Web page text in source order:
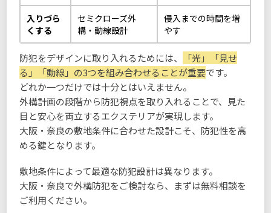
入りづら
くする
セミクローズ外
構・動線設計
侵入までの時間を増
やす
防犯をデザインに取り入れるためには、
「光」「見せ
る」「動線」の3つを組み合わせることが重要です。
どれか一つだけでは十分とはいえません。
外構計画の段階から防犯視点を取り入れることで、見た
目と安心を両立するエクステリアが実現します。
大阪・奈良の敷地条件に合わせた設計こそ、防犯性を高
める鍵となります。
敷地条件によって最適な防犯設計は異なります。
大阪・奈良で外構防犯をご検討なら、まずは無料相談を
ご利用ください。